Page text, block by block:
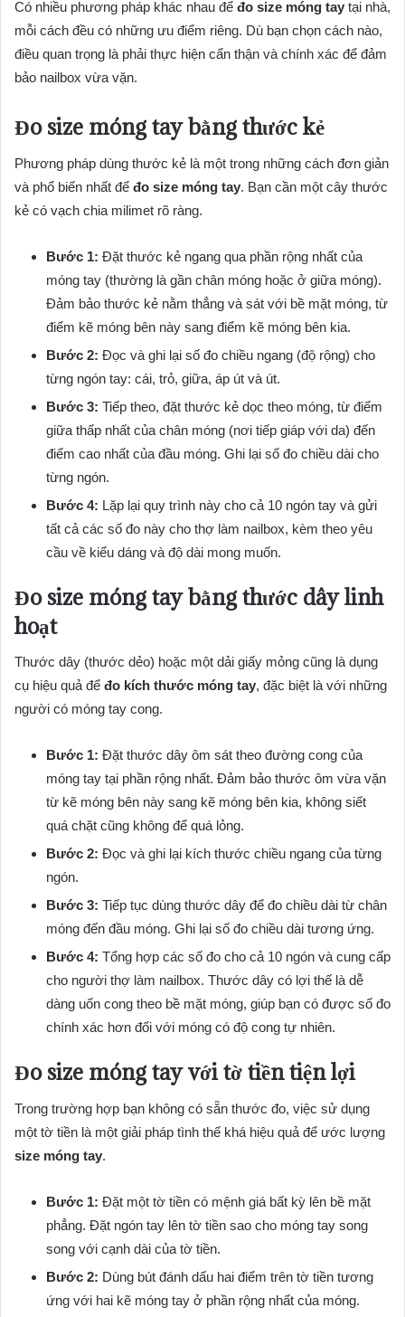
Có nhiều phương pháp khác nhau để đo size móng tay tại nhà,
mỗi cách đều có những ưu điểm riêng. Dù bạn chọn cách nào,
điều quan trọng là phải thực hiện cẩn thận và chính xác để đảm
bảo nailbox vừa vặn.
Đo size móng taybằng thước kẻ
Phương pháp dùng thước kẻ là một trong những cách đơn giản
và phổ biến nhất để đo size móng tay. Bạn cần một cây thước
kẻ có vạch chia milimet rõ ràng.
Bước 1: Đặt thước kẻ ngang qua phần rộng nhất của
móng tay (thường là gần chân móng hoặc ở giữa móng).
Đảm bảo thước kẻ nằm thẳng và sát với bề mặt móng, từ
điểm kẽ móng bên này sang điểm kẽ móng bên kia.
Bước 2: Đọc và ghi lại số đo chiều ngang (độ rộng) cho
từng ngón tay: cái, trỏ, giữa, áp út và út.
Bước 3: Tiếp theo, đặt thước kẻ dọc theo móng, từ điểm
giữa thấp nhất của chân móng (nơi tiếp giáp với da) đến
điểm cao nhất của đầu móng. Ghi lại số đo chiều dài cho
từng ngón.
Bước 4: Lặp lại quy trình này cho cả 10 ngón tay và gửi
tất cả các số đo này cho thợ làm nailbox, kèm theo yêu
cầu về kiểu dáng và độ dài mong muốn.
Đo size móng taybằng thước dây linh
hoạt
Thước dây (thước dẻo) hoặc một dải giấy mỏng cũng là dụng
cụ hiệu quả để đo kích thước móng tay, đặc biệt là với những
người có móng tay cong.
Bước 1: Đặt thước dây ôm sát theo đường cong của
móng tay tại phần rộng nhất. Đảm bảo thước ôm vừa vặn
từ kẽ móng bên này sang kẽ móng bên kia, không siết
quá chặt cũng không để quá lỏng.
Bước 2: Đọc và ghi lại kích thước chiều ngang của từng
ngón.
Bước 3: Tiếp tục dùng thước dây để đo chiều dài từ chân
móng đến đầu móng. Ghi lại số đo chiều dài tương ứng.
Bước 4: Tổng hợp các số đo cho cả 10 ngón và cung cấp
cho người thợ làm nailbox. Thước dây có lợi thế là dễ
dàng uốn cong theo bề mặt móng, giúp bạn có được số đo
chính xác hơn đối với móng có độ cong tự nhiên.
Đo size móng tayvới tờ tiền tiện lợi
Trong trường hợp bạn không có sẵn thước đo, việc sử dụng
một tờ tiền là một giải pháp tình thế khá hiệu quả để ước lượng
size móng tay.
Bước 1: Đặt một tờ tiền có mệnh giá bất kỳ lên bề mặt
phẳng. Đặt ngón tay lên tờ tiền sao cho móng tay song
song với cạnh dài của tờ tiền.
Bước 2: Dùng bút đánh dấu hai điểm trên tờ tiền tương
ứng với hai kẽ móng tay ở phần rộng nhất của móng.